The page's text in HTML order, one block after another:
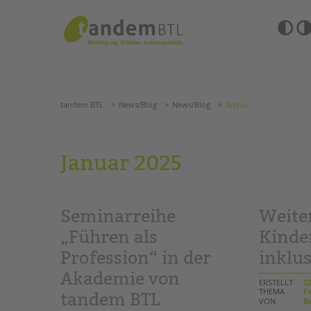
Barrierefrei-
ANGEBOTE
KITA & FRÜHE HILFEN
Grundschulen
Oberschulen
Förderzentren
Kollegs
EFöB
Schulbezogene Sozialarbeit
Tagesgruppen
BETREUTES
TANDEM BTL
Zertfikatskurse
Seminarkalender
tandem BTL News/Blog
tandem BTL News/Blog News/Blog Archiv
Januar 2025
Seminarreihe
„Führen als
Profession“ in der
Akademie von
tandem BTL
ERSTELLT
THEMA
VON